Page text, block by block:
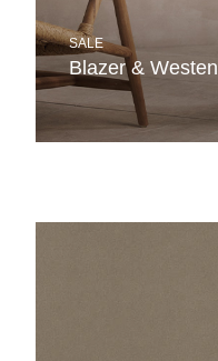
SALE
Blazer & Westen